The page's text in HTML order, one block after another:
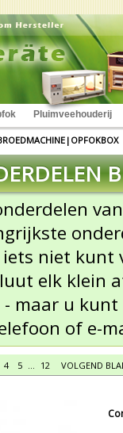
Pluimveehouderij
niet kunt
elk klein
- maar u
of e-
4 5 ... 12 VOLGEND